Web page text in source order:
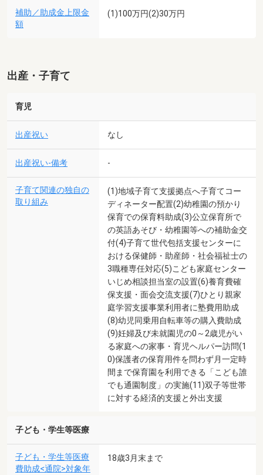
補助／助成金上限金
額
(1)100万円(2)30万円
出産・子育て
育児
出産祝い なし
出産祝い-備考 -
子育て関連の独自の
取り組み
(1)地域子育て支援拠点へ子育てコー
ディネーター配置(2)幼稚園の預かり
保育での保育料助成(3)公立保育所で
の英語あそび・幼稚園等への補助金交
付(4)子育て世代包括支援センターに
おける保健師・助産師・社会福祉士の
3職種専任対応(5)こども家庭センター
いじめ相談担当室の設置(6)養育費確
保支援・面会交流支援(7)ひとり親家
庭学習支援事業利用者に塾費用助成
(8)幼児同乗用自転車等の購入費助成
(9)妊婦及び未就園児の0～2歳児がい
る家庭への家事・育児ヘルパー訪問(1
0)保護者の保育用件を問わず月一定時
間まで保育園を利用できる「こども誰
でも通園制度」の実施(11)双子等世帯
に対する経済的支援と外出支援
子ども・学生等医療
子ども・学生等医療
費助成<通院>対象年
18歳3月末まで